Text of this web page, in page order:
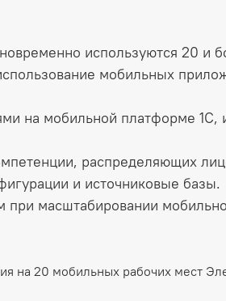
используются 20 и
мобильных
на мобильной платформе 1С,
распределяющих
и источниковые базы.
масштабировании
на 20 мобильных рабочих мест